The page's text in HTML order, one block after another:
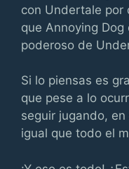
con Undertale por
que Annoying
poderoso de
Si lo piensas es
que pese a lo
seguir jugando,
igual que todo el